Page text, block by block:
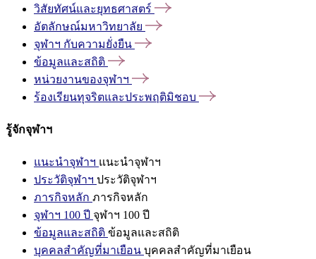
วิสัยทัศน์และยุทธศาสตร์
อัตลักษณ์มหาวิทยาลัย
จุฬาฯ กับความยั่งยืน
ข้อมูลและสถิติ
หน่วยงานของจุฬาฯ
ร้องเรียนทุจริตและประพฤติมิชอบ
รู้จักจุฬาฯ
แนะนำจุฬาฯ แนะนำจุฬาฯ
ประวัติจุฬาฯ ประวัติจุฬาฯ
ภารกิจหลัก ภารกิจหลัก
จุฬาฯ 100 ปี จุฬาฯ 100 ปี
ข้อมูลและสถิติ ข้อมูลและสถิติ
บุคคลสำคัญที่มาเยือน บุคคลสำคัญที่มาเยือน